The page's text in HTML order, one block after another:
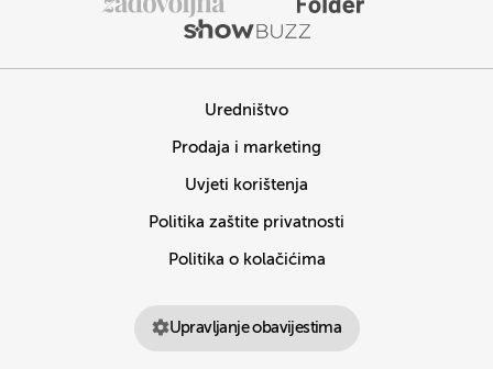
Uredništvo
Prodaja i marketing
Uvjeti korištenja
Politika zaštite privatnosti
Politika o kolačićima
Upravljanje obavijestima